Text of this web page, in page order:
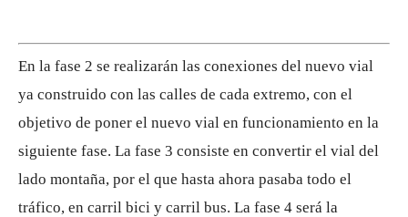
En la fase 2 se realizarán las conexiones del nuevo vial
ya construido con las calles de cada extremo, con el
objetivo de poner el nuevo vial en funcionamiento en la
siguiente fase. La fase 3 consiste en convertir el vial del
lado montaña, por el que hasta ahora pasaba todo el
tráfico, en carril bici y carril bus. La fase 4 será la